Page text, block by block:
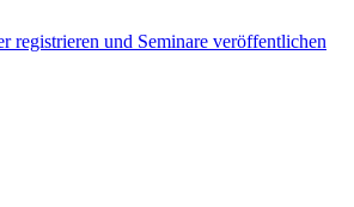
registrieren und Seminare veröffentlichen